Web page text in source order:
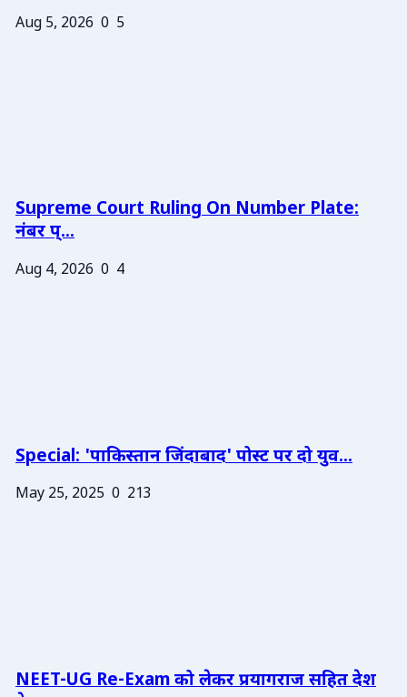
Aug 5, 2026 0 5
Supreme Court Ruling On Number Plate:
नंबर प्...
Aug 4, 2026 0 4
Special: 'पाकिस्तान जिंदाबाद' पोस्ट पर दो युव...
May 25, 2025 0 213
NEET-UG Re-Exam को लेकर प्रयागराज सहित देश